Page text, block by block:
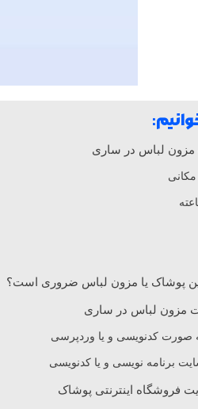
لباس در ساری
پوشاک یا مزون لباس ضروری است؟
مزون لباس در ساری
کدنویسی و یا وردپرسی
برنامه نویسی و یا کدنویسی
فروشگاه اینترنتی پوشاک